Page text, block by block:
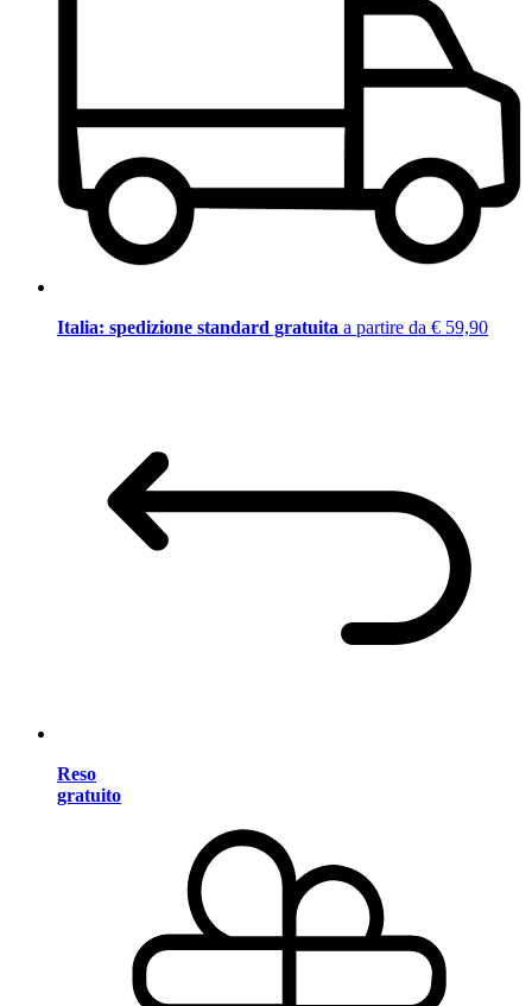
Italia: spedizione standard gratuita a partire da € 59,90
Reso
gratuito